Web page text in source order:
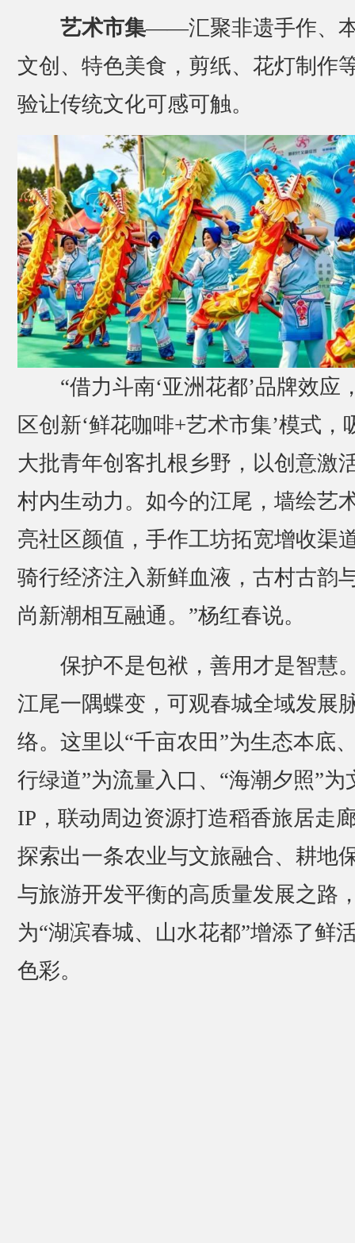
艺术市集——汇聚非遗手作、
文创、特色美食，剪纸、花灯制作
验让传统文化可感可触。
“借力斗南‘亚洲花都’品牌效应
区创新‘鲜花咖啡+艺术市集’模式，
大批青年创客扎根乡野，以创意激
村内生动力。如今的江尾，墙绘艺
亮社区颜值，手作工坊拓宽增收渠
骑行经济注入新鲜血液，古村古韵
尚新潮相互融通。”杨红春说。
保护不是包袱，善用才是智慧
江尾一隅蝶变，可观春城全域发展
络。这里以“千亩农田”为生态本底
行绿道”为流量入口、“海潮夕照”为
IP，联动周边资源打造稻香旅居走
探索出一条农业与文旅融合、耕地
与旅游开发平衡的高质量发展之路
为“湖滨春城、山水花都”增添了鲜
色彩。